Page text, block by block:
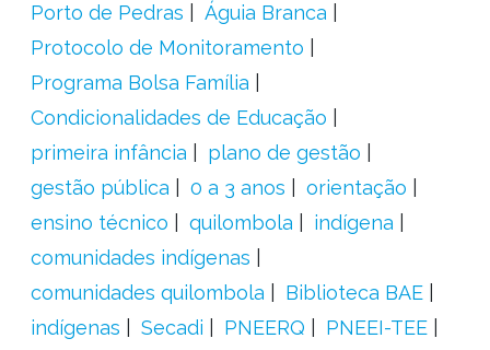
Porto de Pedras
Águia Branca
Protocolo de Monitoramento
Programa Bolsa Família
Condicionalidades de Educação
primeira infância
plano de gestão
gestão pública
0 a 3 anos
orientação
ensino técnico
quilombola
indígena
comunidades indígenas
comunidades quilombola
Biblioteca BAE
indígenas
Secadi PNEERQ
PNEEI-TEE